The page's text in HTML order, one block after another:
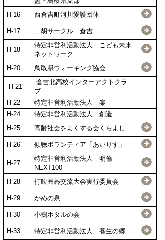
H-16
西倉吉町河川愛護団体
H-17 二胡サークル 倉吉
H-18
特定非営利活動法人 こども未来
ネットワーク
H-20
鳥取県ウォーキング協会
H-21
倉吉北高校インターアクトクラ
ブ
H-22
特定非営利活動法人 楽
H-24
特定非営利活動法人 創造
H-25
高齢社会をよくする会くらよし
H-26 傾聴ボランティア「あいりす」
H-27
特定非営利活動法人 明倫
NEXT100
H-28
打吹囲碁交流大会実行委員会
H-29 かめの泉
H-30 小鴨ホタルの会
H-33 特定非営利活動法人 養生の郷